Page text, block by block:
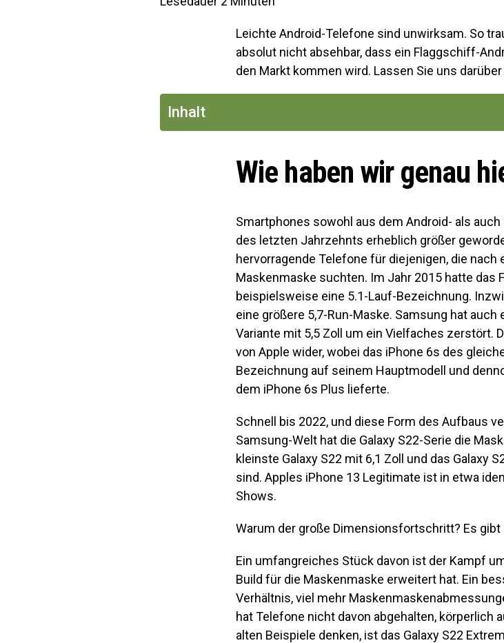
Leichte Android-Telefone sind unwirksam. So
absolut nicht absehbar, dass ein Flaggschiff-
den Markt kommen wird. Lassen Sie uns
Inhalt
Wie haben wir genau
Smartphones sowohl aus dem Android- als
des letzten Jahrzehnts erheblich größer
hervorragende Telefone für diejenigen, die nach
Maskenmaske suchten. Im Jahr 2015 hatte das
beispielsweise eine 5.1-Lauf-Bezeichnung.
eine größere 5,7-Run-Maske. Samsung hat auch
Variante mit 5,5 Zoll um ein Vielfaches zerstört.
von Apple wider, wobei das iPhone 6s des
Bezeichnung auf seinem Hauptmodell und
dem iPhone 6s Plus lieferte.
Schnell bis 2022, und diese Form des Aufbaus
Samsung-Welt hat die Galaxy S22-Serie die
kleinste Galaxy S22 mit 6,1 Zoll und das Galaxy
sind. Apples iPhone 13 Legitimate ist in etwa
Shows.
Warum der große Dimensionsfortschritt? Es
Ein umfangreiches Stück davon ist der Kampf
Build für die Maskenmaske erweitert hat. Ein
Verhältnis, viel mehr
hat Telefone nicht davon abgehalten, körperlich
alten Beispiele denken, ist das Galaxy S22